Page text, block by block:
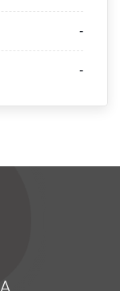
-
-